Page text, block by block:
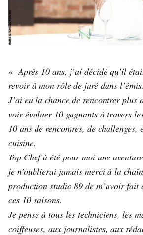
« Après 10 ans, j’ai décidé qu’il
revoir à mon rôle de juré dans
J’ai eu la chance de rencontrer plus
voir évoluer 10 gagnants à travers
10 ans de rencontres, de challenges,
cuisine.
Top Chef à été pour moi une
je n’oublierai jamais merci à la
production studio 89 de m’avoir fait
ces 10 saisons.
Je pense à tous les techniciens, les
coiffeuses, aux journalistes, aux